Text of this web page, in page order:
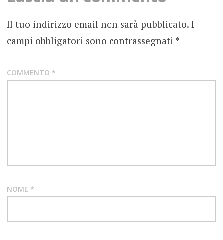
Il tuo indirizzo email non sarà pubblicato. I
campi obbligatori sono contrassegnati *
COMMENTO *
NOME *